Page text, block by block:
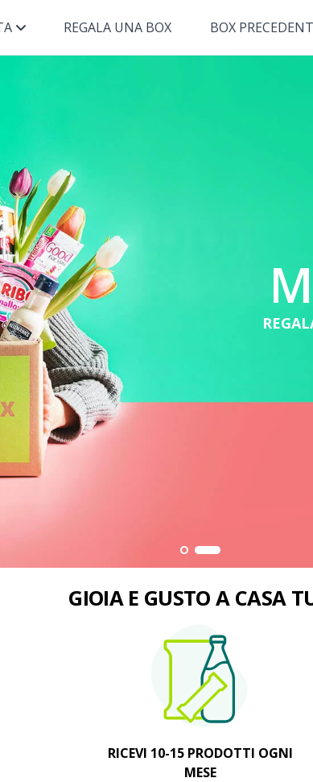
REGALA UNA BOX BOX
GIOIA E GUSTO A CASA
RICEVI 10-15 PRODOTTI OGNI
MESE